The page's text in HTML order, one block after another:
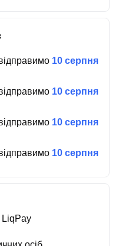
10 серпня
10 серпня
10 серпня
10 серпня
LiqPay